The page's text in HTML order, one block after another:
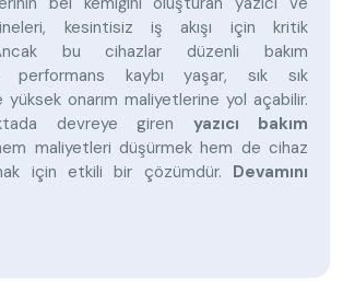
kesintisiz iş akışı için kritik
bu cihazlar düzenli bakım
performans kaybı yaşar, sık sık
yüksek onarım maliyetlerine yol açabilir.
devreye giren yazıcı bakım
maliyetleri düşürmek hem de cihaz
için etkili bir çözümdür. Devamını